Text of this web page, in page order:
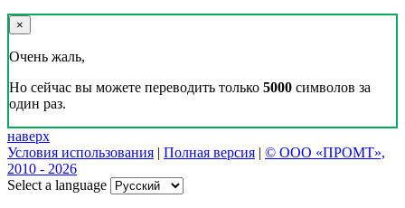
×
Очень жаль,
Но сейчас вы можете переводить только 5000 символов за
один раз.
наверх
Условия использования | Полная версия | © ООО «ПРОМТ»,
2010 - 2026
Select a language